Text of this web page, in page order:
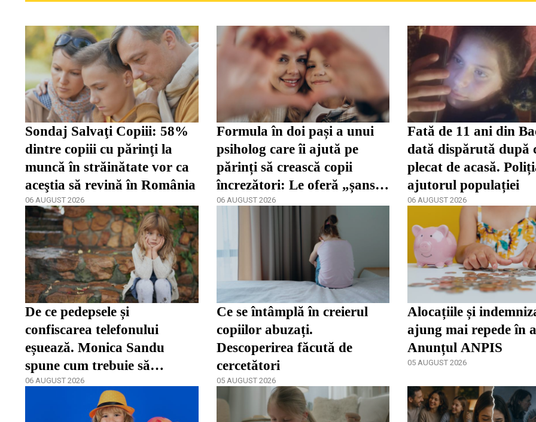
Sondaj Salvaţi Copiii: 58%
dintre copiii cu părinţi la
muncă în străinătate vor ca
aceştia să revină în România
06 AUGUST 2026
Formula în doi pași a unui
psiholog care îi ajută pe
părinți să crească copii
încrezători: Le oferă „șansa
de a se dezvolta”
06 AUGUST 2026
Fată de 11 ani din
dată dispărută după
plecat de acasă.
ajutorul populației
06 AUGUST 2026
De ce pedepsele și
confiscarea telefonului
eșuează. Monica Sandu
spune cum trebuie să
reacționeze părinții în fața
dependenței / video
06 AUGUST 2026
Ce se întâmplă în creierul
copiilor abuzați.
Descoperirea făcută de
cercetători
05 AUGUST 2026
Alocațiile și
ajung mai repede în
Anunțul ANPIS
05 AUGUST 2026